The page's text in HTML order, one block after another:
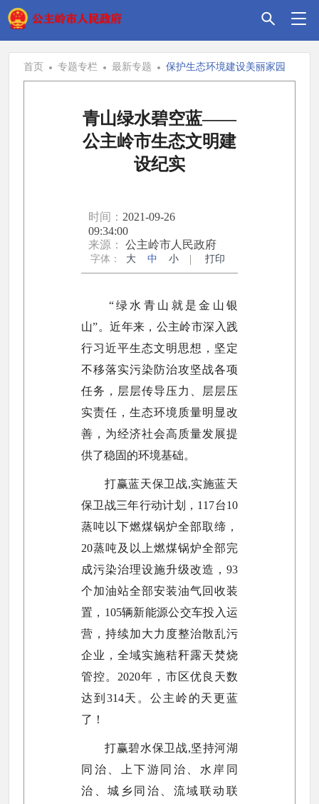
首页 专题专栏 最新专题 保护生态环境建设美丽家园
青山绿水碧空蓝——
公主岭市生态文明建
设纪实
时间： 2021-09-26
09:34:00
来源：
公主岭市人民政府
字体： 大 中 小 打印
“绿水青山就是金山银
山”。近年来，公主岭市深入践
行习近平生态文明思想，坚定
不移落实污染防治攻坚战各项
任务，层层传导压力、层层压
实责任，生态环境质量明显改
善，为经济社会高质量发展提
供了稳固的环境基础。
打赢蓝天保卫战,实施蓝天
保卫战三年行动计划，117台10
蒸吨以下燃煤锅炉全部取缔，
20蒸吨及以上燃煤锅炉全部完
成污染治理设施升级改造，93
个加油站全部安装油气回收装
置，105辆新能源公交车投入运
营，持续加大力度整治散乱污
企业，全域实施秸秆露天焚烧
管控。2020年，市区优良天数
达到314天。公主岭的天更蓝
了！
打赢碧水保卫战,坚持河湖
同治、上下游同治、水岸同
治、城乡同治、流域联动联